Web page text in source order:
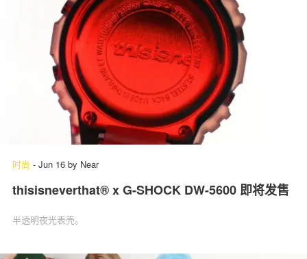
时尚 - Jun 16 by Near
thisisneverthat® x G-SHOCK DW-5600 即将发售
半透明夜光表壳。